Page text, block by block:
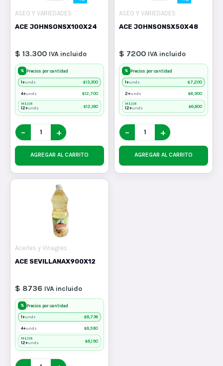
ASEO Y VARIEDADES
ACE JOHNSONSX100X24
$ 13.300 IVA incluido
% Precios por cantidad
1+unds $13,300
4+unds $12,700
MEJOR
12+unds $12,180
− +
AGREGAR AL CARRITO
ASEO Y VARIEDADES
ACE JOHNSONSX50X48
$ 7200 IVA incluido
% Precios por cantidad
1+unds $7,200
2+unds $6,900
MEJOR
12+unds $6,800
− +
AGREGAR AL CARRITO
Aceites y Vinagres
ACE SEVILLANAX900X12
$ 8736 IVA incluido
% Precios por cantidad
1+unds $8,736
4+unds $8,580
MEJOR
12+unds $8,190